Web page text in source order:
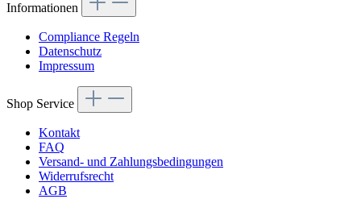
Informationen
Compliance Regeln
Datenschutz
Impressum
Shop Service
Kontakt
FAQ
Versand- und Zahlungsbedingungen
Widerrufsrecht
AGB